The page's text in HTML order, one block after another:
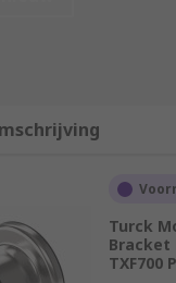
that are
Turck
Bracket
TXF700